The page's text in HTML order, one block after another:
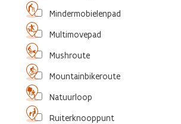
Mindermobielenpad
Multimovepad
Mushroute
Mountainbikeroute
Natuurloop
Ruiterknooppunt